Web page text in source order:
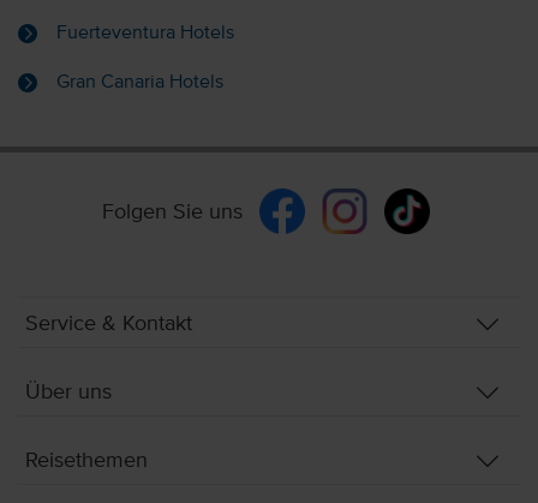
Fuerteventura Hotels
Gran Canaria Hotels
Folgen Sie uns
Service & Kontakt
Über uns
Reisethemen